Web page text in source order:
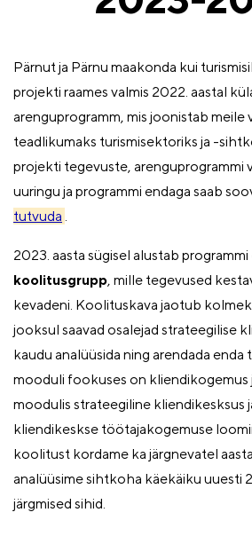
Pärnut ja Pärnu maakonda kui
projekti raames valmis 2022. aastal
arenguprogramm, mis joonistab meile
teadlikumaks turismisektoriks ja -
projekti tegevuste, arenguprogrammi
uuringu ja programmi endaga saab
tutvuda .
2023. aasta sügisel alustab programmi
koolitusgrupp, mille tegevused
kevadeni. Koolituskava jaotub
jooksul saavad osalejad strateegilise
kaudu analüüsida ning arendada
mooduli fookuses on kliendikogemus
moodulis strateegiline kliendikesksus
kliendikeskse töötajakogemuse
koolitust kordame ka järgnevatel
analüüsime sihtkoha käekäiku uuesti
järgmised sihid.